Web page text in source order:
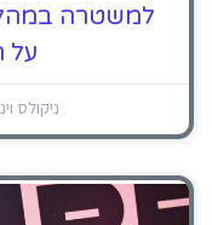
למשטרה
על
ניקולס